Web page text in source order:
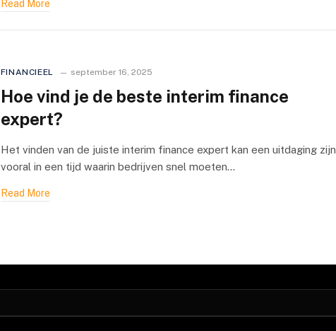
Read More
FINANCIEEL september 16, 2025
Hoe vind je de beste interim finance
expert?
Het vinden van de juiste interim finance expert kan een uitdaging zijn,
vooral in een tijd waarin bedrijven snel moeten…
Read More